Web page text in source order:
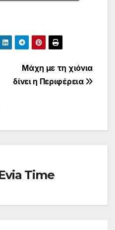
Μάχη με τη χιόνια
δίνει η Περιφέρεια
Time